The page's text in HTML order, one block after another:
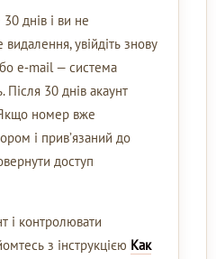
днів і ви не
увійдіть знову
e‑mail — система
Після 30 днів акаунт
номер вже
і прив’язаний до
доступ
і контролювати
з інструкцією Как